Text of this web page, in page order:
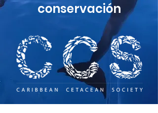
conservación